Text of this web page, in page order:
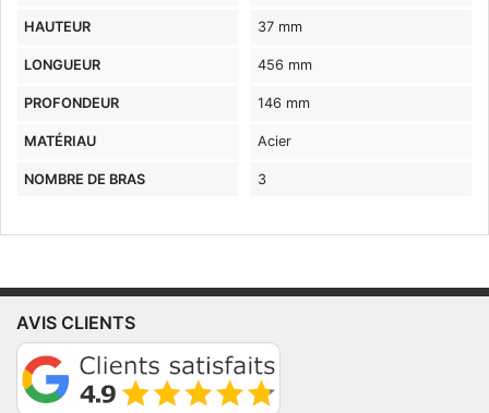
HAUTEUR 37 mm
LONGUEUR 456 mm
PROFONDEUR 146 mm
MATÉRIAU Acier
NOMBRE DE BRAS 3
AVIS CLIENTS